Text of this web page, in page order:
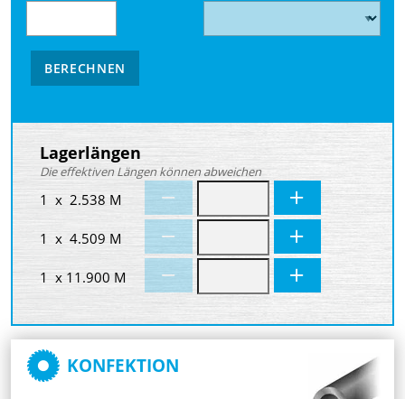
BERECHNEN
Lagerlängen
Die effektiven Längen können abweichen
1 x 2.538 M
1 x 4.509 M
1 x 11.900 M
KONFEKTION